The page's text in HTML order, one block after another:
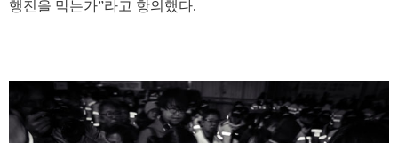
행진을 막는가”라고 항의했다.